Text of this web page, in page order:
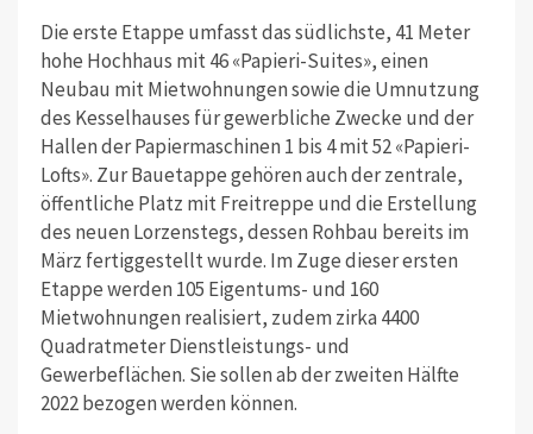
Die erste Etappe umfasst das südlichste, 41 Meter
hohe Hochhaus mit 46 «Papieri-Suites», einen
Neubau mit Mietwohnungen sowie die Umnutzung
des Kesselhauses für gewerbliche Zwecke und der
Hallen der Papiermaschinen 1 bis 4 mit 52 «Papieri-
Lofts». Zur Bauetappe gehören auch der zentrale,
öffentliche Platz mit Freitreppe und die Erstellung
des neuen Lorzenstegs, dessen Rohbau bereits im
März fertiggestellt wurde. Im Zuge dieser ersten
Etappe werden 105 Eigentums- und 160
Mietwohnungen realisiert, zudem zirka 4400
Quadratmeter Dienstleistungs- und
Gewerbeflächen. Sie sollen ab der zweiten Hälfte
2022 bezogen werden können.